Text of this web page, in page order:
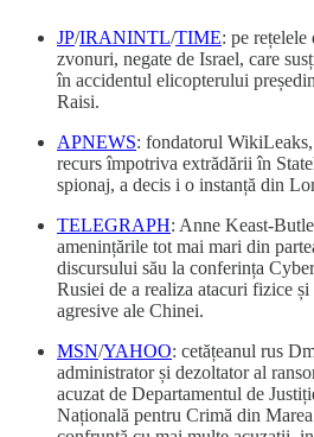
JP/IRANINTL/TIME: pe rețelele
zvonuri, negate de Israel, care
în accidentul elicopterului
Raisi.
APNEWS: fondatorul
recurs împotriva extrădării în
spionaj, a decis i o instanță din
TELEGRAPH: Anne Keast-
amenințările tot mai mari din
discursului său la conferința
Rusiei de a realiza atacuri fizice
agresive ale Chinei.
MSN/YAHOO: cetățeanul rus
administrator și dezoltator al
acuzat de Departamentul de
Națională pentru Crimă din